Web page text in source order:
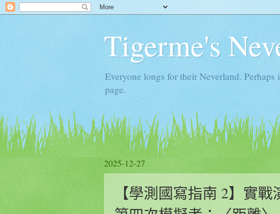
Tigerme's
Everyone longs for their Neverland.
page.
2025-12-27
【學測國寫指南 2】實